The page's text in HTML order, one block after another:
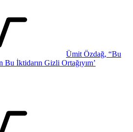
Ümit Özdağ, “Bu
Bu İktidarın Gizli Ortağıyım’